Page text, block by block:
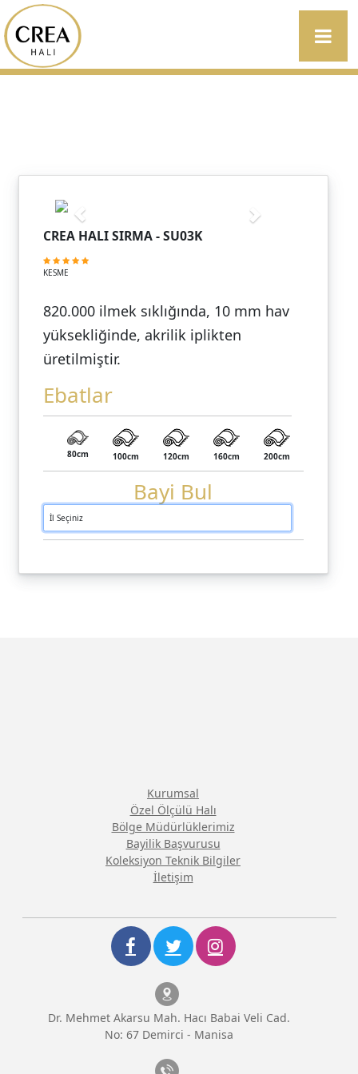
CREA HALI SIRMA - SU03K
KESME
820.000 ilmek sıklığında, 10 mm hav
yüksekliğinde, akrilik iplikten
üretilmiştir.
Ebatlar
80cm 100cm 120cm 160cm 200cm
Bayi Bul
Kurumsal
Özel Ölçülü Halı
Bölge Müdürlüklerimiz
Bayilik Başvurusu
Koleksiyon Teknik Bilgiler
İletişim
Dr. Mehmet Akarsu Mah. Hacı Babai Veli Cad.
No: 67 Demirci - Manisa